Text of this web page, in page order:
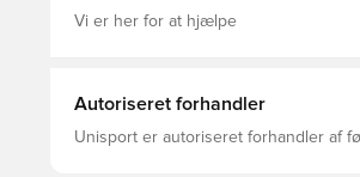
Vi er her for at hjælpe
Autoriseret forhandler
Unisport er autoriseret forhandler af